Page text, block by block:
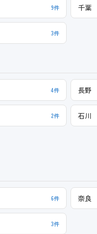
9件 千葉
3件
4件 長野
2件 石川
6件 奈良
3件